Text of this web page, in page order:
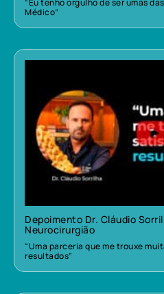
“Eu tenho orgulho de ser umas
Médico”
Depoimento Dr. Cláudio
Neurocirurgião
“Uma parceria que me trouxe
resultados”